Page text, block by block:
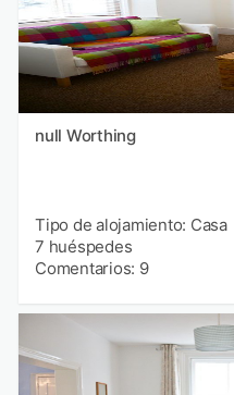
null Worthing
Tipo de alojamiento: Casa
7 huéspedes
Comentarios: 9